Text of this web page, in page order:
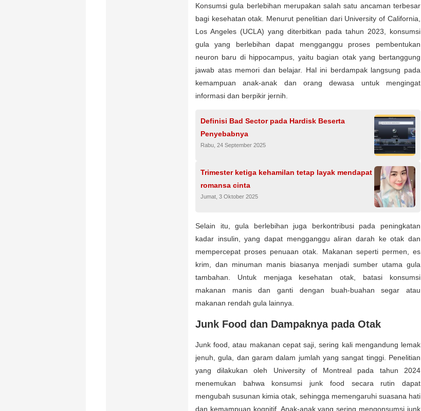
Konsumsi gula berlebihan merupakan salah satu ancaman terbesar
bagi kesehatan otak. Menurut penelitian dari University of California,
Los Angeles (UCLA) yang diterbitkan pada tahun 2023, konsumsi
gula yang berlebihan dapat mengganggu proses pembentukan
neuron baru di hippocampus, yaitu bagian otak yang bertanggung
jawab atas memori dan belajar. Hal ini berdampak langsung pada
kemampuan anak-anak dan orang dewasa untuk mengingat
informasi dan berpikir jernih.
Definisi Bad Sector pada Hardisk Beserta
Penyebabnya
Rabu, 24 September 2025
Trimester ketiga kehamilan tetap layak mendapat
romansa cinta
Jumat, 3 Oktober 2025
Selain itu, gula berlebihan juga berkontribusi pada peningkatan
kadar insulin, yang dapat mengganggu aliran darah ke otak dan
mempercepat proses penuaan otak. Makanan seperti permen, es
krim, dan minuman manis biasanya menjadi sumber utama gula
tambahan. Untuk menjaga kesehatan otak, batasi konsumsi
makanan manis dan ganti dengan buah-buahan segar atau
makanan rendah gula lainnya.
Junk Food dan Dampaknya pada Otak
Junk food, atau makanan cepat saji, sering kali mengandung lemak
jenuh, gula, dan garam dalam jumlah yang sangat tinggi. Penelitian
yang dilakukan oleh University of Montreal pada tahun 2024
menemukan bahwa konsumsi junk food secara rutin dapat
mengubah susunan kimia otak, sehingga memengaruhi suasana hati
dan kemampuan kognitif. Anak-anak yang sering mengonsumsi junk